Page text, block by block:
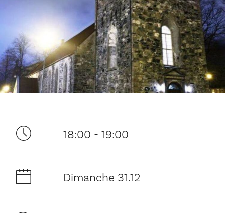
Ditt besøk
Musikk
Historie og arkitektur
18:00 - 19:00
Dimanche 31.12